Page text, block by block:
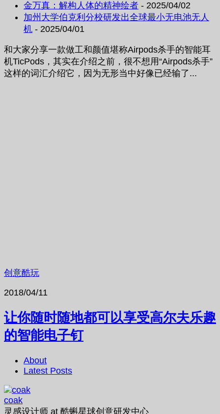
金万真：解构人体的精神绘者 - 2025/04/02
加州大学伯克利分校研发出全球最小无电池无人
机 - 2025/04/01
和大家分享一款做工和颜值堪称Airpods杀手的智能耳
机TicPods，其实在介绍之前，很不想用“Airpods杀手”
这样的词汇介绍它，因为无形当中好像已经输了...
创意酷玩
2018/04/11
让你随时随地都可以享受高尔夫乐趣
的智能电子钉
About
Latest Posts
coak
灵感设计师 at 酷蝌星球创意研发中心